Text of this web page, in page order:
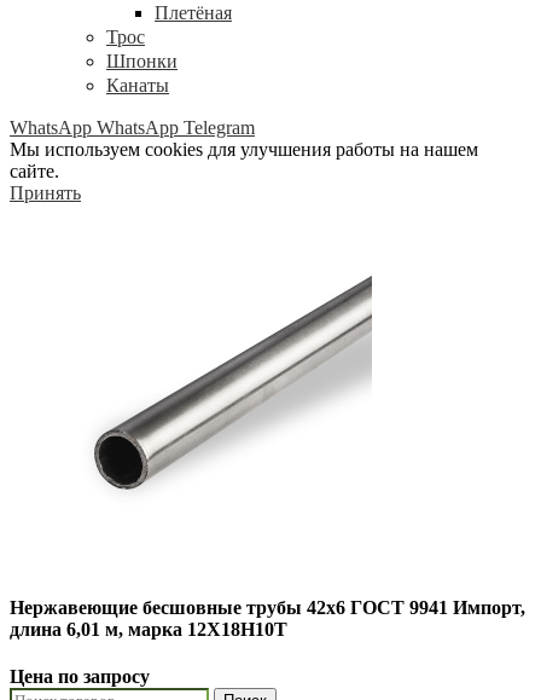
Плетёная
Трос
Шпонки
Канаты
WhatsApp WhatsApp Telegram
Мы используем cookies для улучшения работы на нашем
сайте.
Принять
Нержавеющие бесшовные трубы 42х6 ГОСТ 9941 Импорт,
длина 6,01 м, марка 12Х18Н10Т
Цена по запросу